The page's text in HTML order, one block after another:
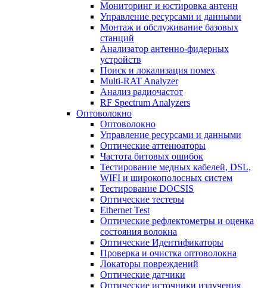
Мониторинг и юстировка антенн
Управление ресурсами и данными
Монтаж и обслуживание базовых
станций
Анализатор антенно-фидерных
устройств
Поиск и локализация помех
Multi-RAT Analyzer
Анализ радиочастот
RF Spectrum Analyzers
Оптоволокно
Оптоволокно
Управление ресурсами и данными
Оптические aттенюаторы
Частота битовых ошибок
Тестирование медных кабелей, DSL,
WIFI и широкополосных систем
Тестирование DOCSIS
Оптические тестеры
Ethernet Test
Оптические рефлектометры и оценка
состояния волокна
Оптические Идентификаторы
Проверка и очистка оптоволокна
Локаторы повреждений
Оптические датчики
Оптические источники излучения